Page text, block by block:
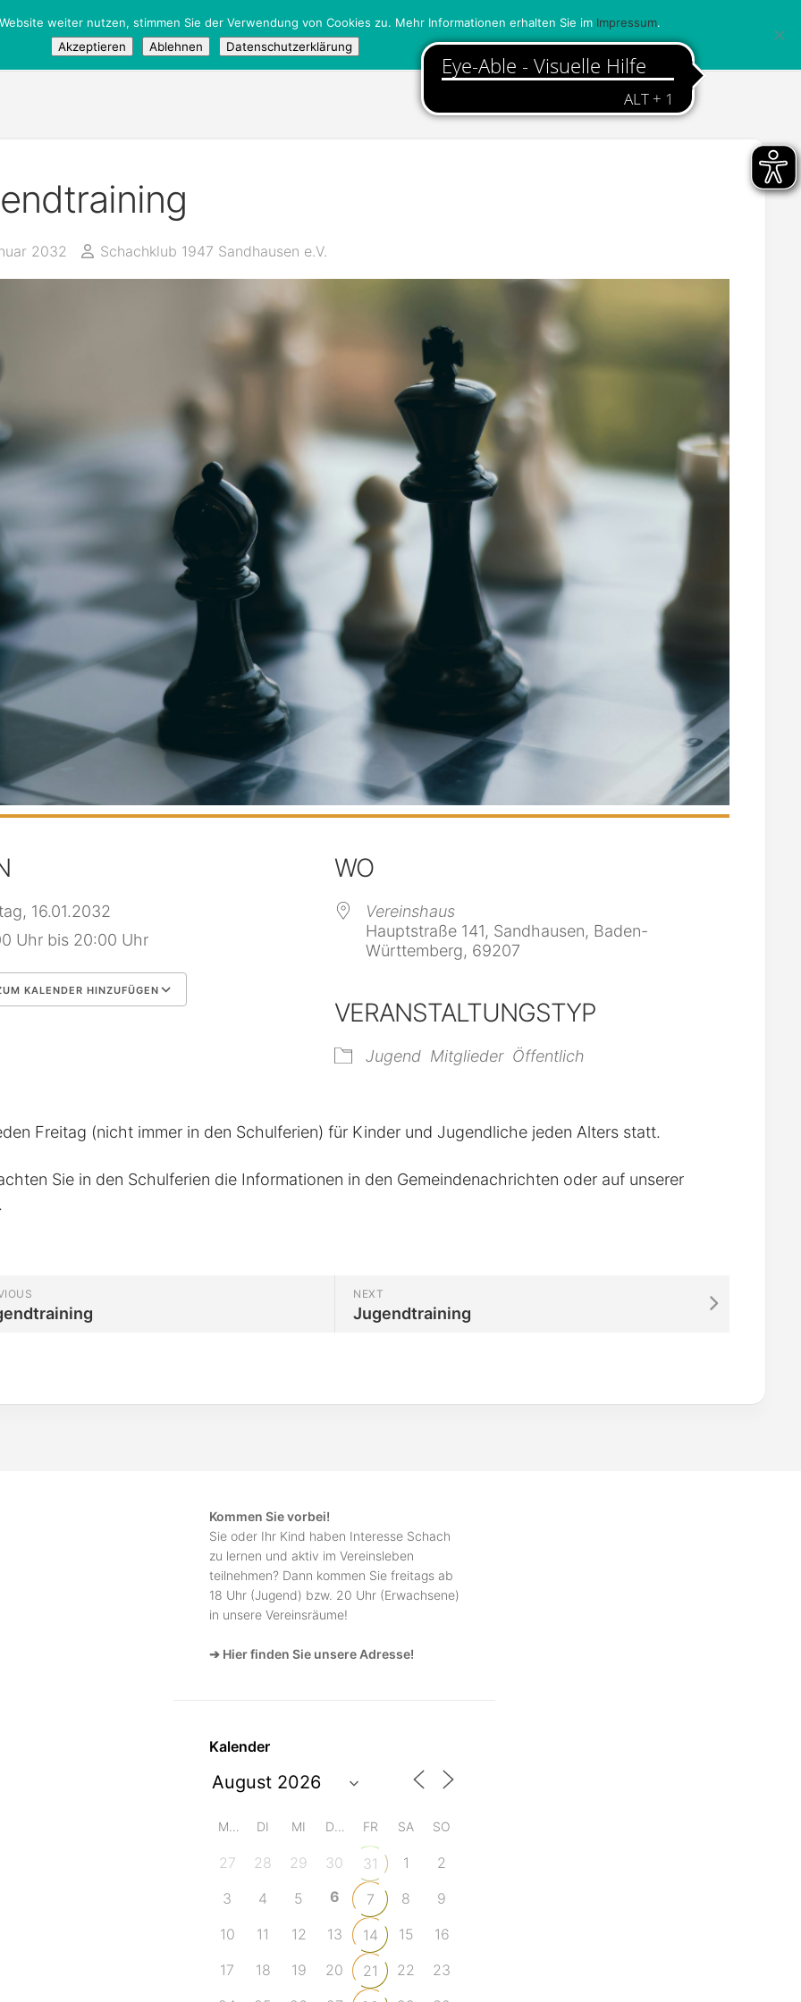
Jugendmeisterschaft
/Öffentlich
2032 Schachklub 1947 Sandhausen e.V.
16.01.2032
Uhr bis 20:00 Uhr
KALENDER HINZUFÜGEN
iCalendar
WO
Vereinshaus
Hauptstraße 141, Sandhausen, Baden-
Württemberg, 69207
VERANSTALTUNGSTYP
Jugend Mitglieder Öffentlich
Freitag (nicht immer in den Schulferien) für Kinder und Jugendliche jeden Alters statt.
Sie in den Schulferien die Informationen in den Gemeindenachrichten oder auf unserer
NEXT
Jugendtraining
Kommen Sie vorbei!
Sie oder Ihr Kind haben Interesse Schach
zu lernen und aktiv im Vereinsleben
teilnehmen? Dann kommen Sie freitags ab
18 Uhr (Jugend) bzw. 20 Uhr (Erwachsene)
in unsere Vereinsräume!
➔ Hier finden Sie unsere Adresse!
Kalender
MO DI MI DO FR SA SO
27 28 29 30 31 1
2
3
4 5 6 7 8
9
10
11 12 13 14 15
16
17
18 19 20 21 22
23
weiter nutzen, stimmen Sie der Verwendung von Cookies zu. Mehr Informationen erhalten Sie im Impressum.
Akzeptieren
Ablehnen Datenschutzerklärung